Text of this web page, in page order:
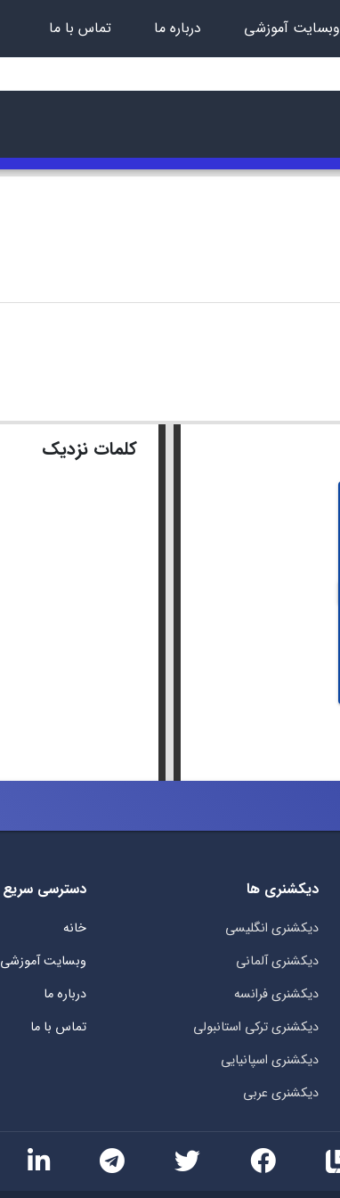
وبسایت آموزشی درباره ما تماس با ما
کلمات نزدیک
دیکشنری ها
دیکشنری انگلیسی
دیکشنری آلمانی
دیکشنری فرانسه
دیکشنری ترکی استانبولی
دیکشنری اسپانیایی
دیکشنری عربی
دسترسی سریع
خانه
وبسایت آموزشی
درباره ما
تماس با ما